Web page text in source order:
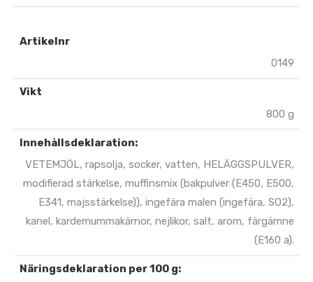
Artikelnr
0149
Vikt
800 g
Innehållsdeklaration:
VETEMJÖL, rapsolja, socker, vatten, HELÄGGSPULVER,
modifierad stärkelse, muffinsmix (bakpulver (E450, E500,
E341, majsstärkelse)), ingefära malen (ingefära, SO2),
kanel, kardemummakärnor, nejlikor, salt, arom, färgämne
(E160 a).
Näringsdeklaration per 100 g: